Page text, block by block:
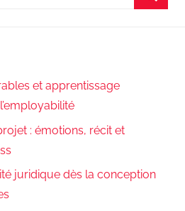
et apprentissage
: émotions, récit et
juridique dès la conception